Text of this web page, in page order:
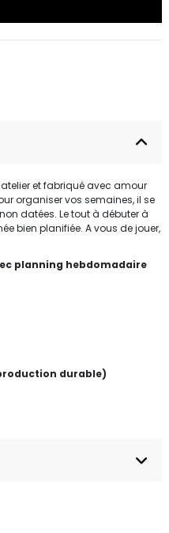
et fabriqué avec amour
organiser vos semaines, il se
datées. Le tout à débuter à
bien planifiée. A vous de jouer,
planning hebdomadaire
production durable)